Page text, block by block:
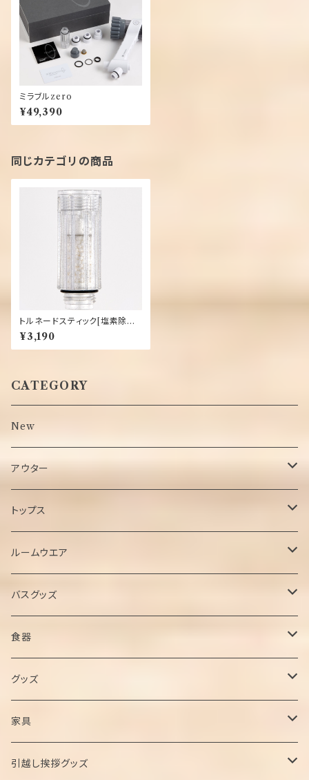
ミラブルzero
¥49,390
同じカテゴリの商品
トルネードスティック[塩素除去
スティック] ミラブル専用
¥3,190
CATEGORY
New
アウター
ジャケット
ブルゾン
ベスト
トップス
Tシャツ
ポロシャツ
ドレスシャツ・ワイシャツ
カーディガン
ニット・セーター
ルームウエア
パジャマ
スウェット
ワンマイルウェア
バスグッズ
シャワーヘッド
食器
カトラリー
マグカップ/グラス
お皿
グッズ
スリッパ
トイレカバー
家具
飾り棚
引越し挨拶グッズ